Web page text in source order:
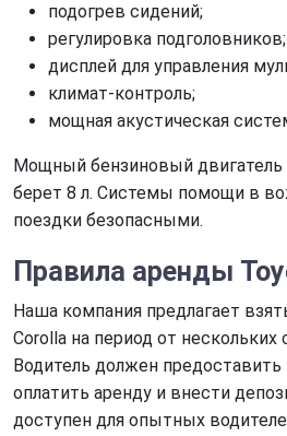
подогрев сидений;
регулировка подголовников;
дисплей для управления
климат-контроль;
мощная акустическая
Мощный бензиновый двигатель
берет 8 л. Системы помощи в
поездки безопасными.
Правила аренды
Наша компания предлагает
Corolla на период от нескольких
Водитель должен предоставить
оплатить аренду и внести
доступен для опытных